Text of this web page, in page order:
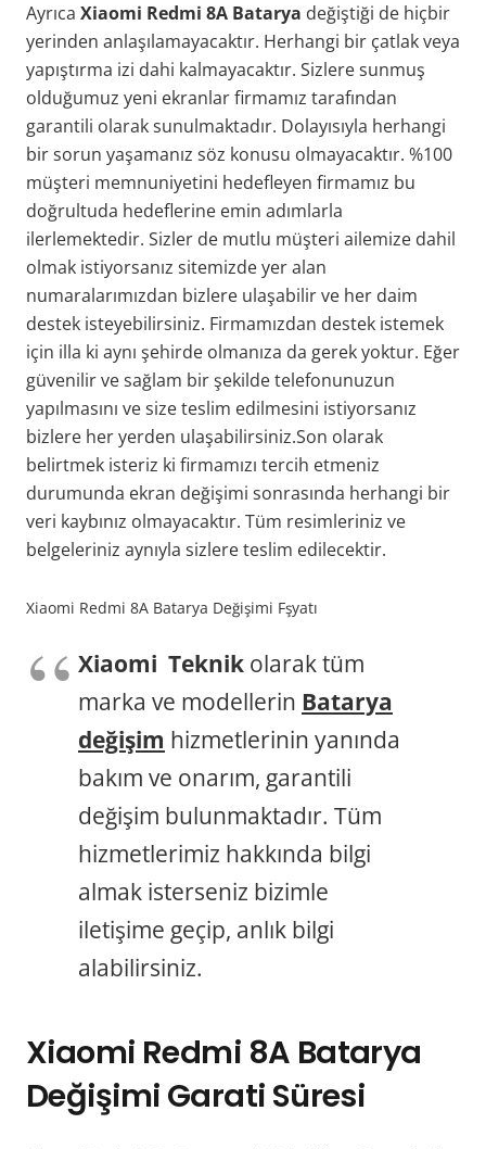
Ayrıca Xiaomi Redmi 8A Batarya değiştiği de hiçbir
yerinden anlaşılamayacaktır. Herhangi bir çatlak veya
yapıştırma izi dahi kalmayacaktır. Sizlere sunmuş
olduğumuz yeni ekranlar firmamız tarafından
garantili olarak sunulmaktadır. Dolayısıyla herhangi
bir sorun yaşamanız söz konusu olmayacaktır. %100
müşteri memnuniyetini hedefleyen firmamız bu
doğrultuda hedeflerine emin adımlarla
ilerlemektedir. Sizler de mutlu müşteri ailemize dahil
olmak istiyorsanız sitemizde yer alan
numaralarımızdan bizlere ulaşabilir ve her daim
destek isteyebilirsiniz. Firmamızdan destek istemek
için illa ki aynı şehirde olmanıza da gerek yoktur. Eğer
güvenilir ve sağlam bir şekilde telefonunuzun
yapılmasını ve size teslim edilmesini istiyorsanız
bizlere her yerden ulaşabilirsiniz.Son olarak
belirtmek isteriz ki firmamızı tercih etmeniz
durumunda ekran değişimi sonrasında herhangi bir
veri kaybınız olmayacaktır. Tüm resimleriniz ve
belgeleriniz aynıyla sizlere teslim edilecektir.
Xiaomi Redmi 8A Batarya Değişimi Fşyatı
Xiaomi Teknik olarak tüm
marka ve modellerin Batarya
değişim hizmetlerinin yanında
bakım ve onarım, garantili
değişim bulunmaktadır. Tüm
hizmetlerimiz hakkında bilgi
almak isterseniz bizimle
iletişime geçip, anlık bilgi
alabilirsiniz.
Xiaomi Redmi 8A Batarya
Değişimi Garati Süresi